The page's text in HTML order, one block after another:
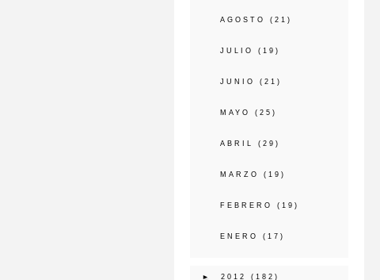
AGOSTO (21)
JULIO (19)
JUNIO (21)
MAYO (25)
ABRIL (29)
MARZO (19)
FEBRERO (19)
ENERO (17)
► 2012 (182)